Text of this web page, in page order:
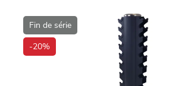
Fin de série
-20%